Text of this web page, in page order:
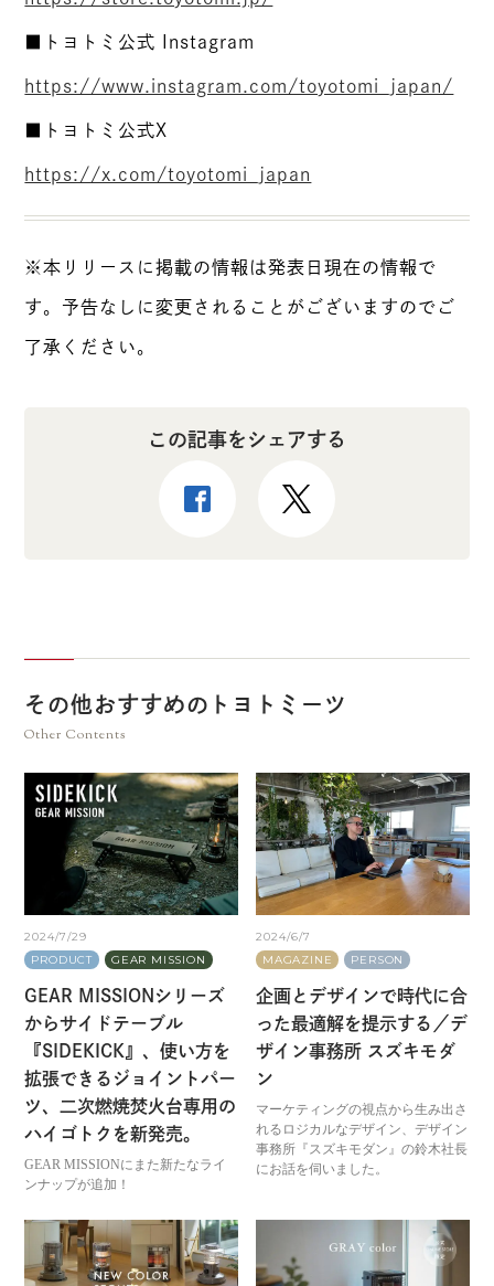
■トヨトミ公式 Instagram
https://www.instagram.com/toyotomi_japan/
■トヨトミ公式X
https://x.com/toyotomi_japan
※本リリースに掲載の情報は発表日現在の情報で
す。予告なしに変更されることがございますのでご
了承ください。
この記事をシェアする
その他おすすめのトヨトミーツ
Other Contents
2024/7/29
PRODUCT
GEAR MISSION
GEAR MISSIONシリーズ
からサイドテーブル
『SIDEKICK』、使い方を
拡張できるジョイントパー
ツ、二次燃焼焚火台専用の
ハイゴトクを新発売。
GEAR MISSIONにまた新たなライ
ンナップが追加！
2024/6/7
MAGAZINE
PERSON
企画とデザインで時代に合
った最適解を提示する／デ
ザイン事務所 スズキモダ
ン
マーケティングの視点から生み出さ
れるロジカルなデザイン、デザイン
事務所『スズキモダン』の鈴木社長
にお話を伺いました。